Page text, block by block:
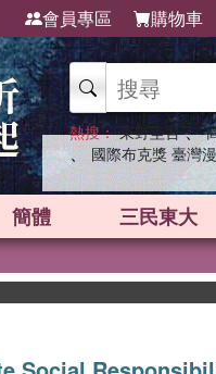
會員專區 購物車
熱搜： 東野圭吾 、
、 國際布克獎 臺灣
簡體 三民東大